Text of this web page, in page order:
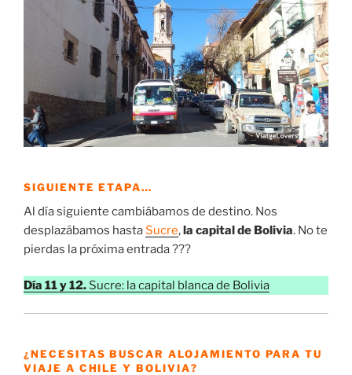
SIGUIENTE ETAPA…
Al día siguiente cambiábamos de destino. Nos
desplazábamos hastaSucre,la capital de Bolivia. No te
pierdas la próxima entrada ???
Día 11 y 12. Sucre: la capital blanca de Bolivia
¿NECESITAS BUSCAR ALOJAMIENTO PARA TU
VIAJE A CHILE Y BOLIVIA?